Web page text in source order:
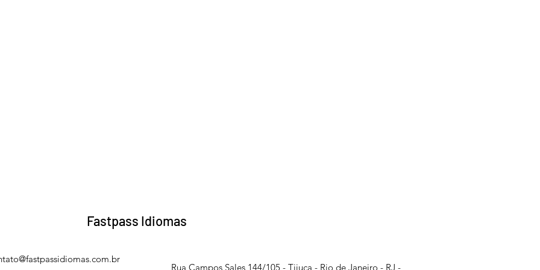
Fastpass Idiomas
Rua Campos Sales 144/105 - Tijuca - Rio de Janeiro - RJ -